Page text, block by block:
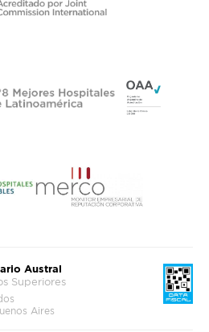
Austral
Superiores
Aires